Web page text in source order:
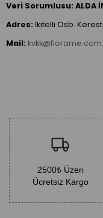
Veri Sorumlusu: ALDA
Adres: İkitelli Osb.
Mail:
2500₺ Üzeri
Ücretsiz Kargo